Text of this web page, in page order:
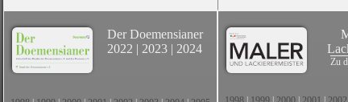
Der Doemensianer
2022 | 2023 | 2024
Zu